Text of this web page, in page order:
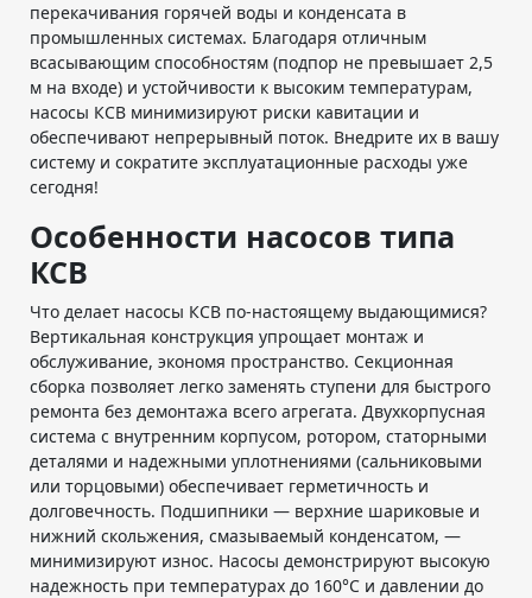
перекачивания горячей воды и конденсата в
промышленных системах. Благодаря отличным
всасывающим способностям (подпор не превышает 2,5
м на входе) и устойчивости к высоким температурам,
насосы КСВ минимизируют риски кавитации и
обеспечивают непрерывный поток. Внедрите их в вашу
систему и сократите эксплуатационные расходы уже
сегодня!
Особенности насосов типа
КСВ
Что делает насосы КСВ по-настоящему выдающимися?
Вертикальная конструкция упрощает монтаж и
обслуживание, экономя пространство. Секционная
сборка позволяет легко заменять ступени для быстрого
ремонта без демонтажа всего агрегата. Двухкорпусная
система с внутренним корпусом, ротором, статорными
деталями и надежными уплотнениями (сальниковыми
или торцовыми) обеспечивает герметичность и
долговечность. Подшипники — верхние шариковые и
нижний скольжения, смазываемый конденсатом, —
минимизируют износ. Насосы демонстрируют высокую
надежность при температурах до 160°C и давлении до